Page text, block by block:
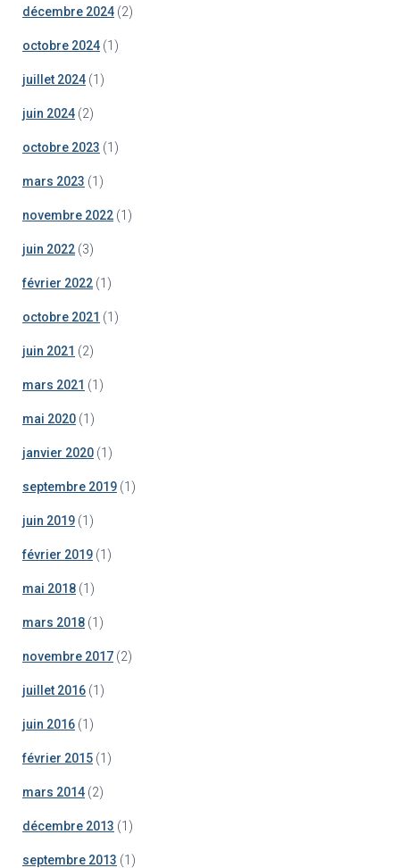
décembre 2024 (2)
octobre 2024 (1)
juillet 2024 (1)
juin 2024 (2)
octobre 2023 (1)
mars 2023 (1)
novembre 2022 (1)
juin 2022 (3)
février 2022 (1)
octobre 2021 (1)
juin 2021 (2)
mars 2021 (1)
mai 2020 (1)
janvier 2020 (1)
septembre 2019 (1)
juin 2019 (1)
février 2019 (1)
mai 2018 (1)
mars 2018 (1)
novembre 2017 (2)
juillet 2016 (1)
juin 2016 (1)
février 2015 (1)
mars 2014 (2)
décembre 2013 (1)
septembre 2013 (1)